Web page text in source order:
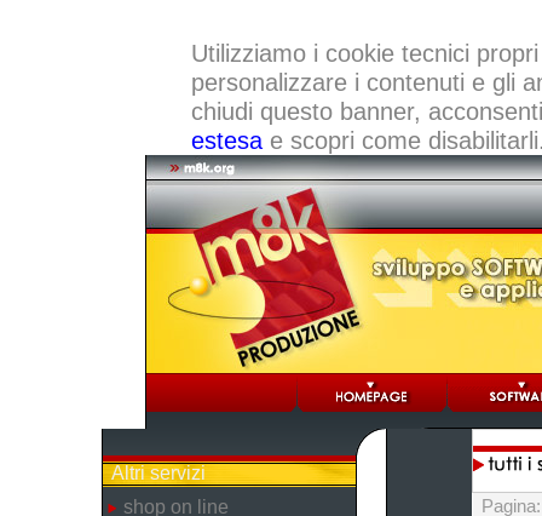
Utilizziamo i cookie tecnici
personalizzare i contenuti e gli
chiudi questo banner,
estesae scopri come
Altri servizi
shop on line